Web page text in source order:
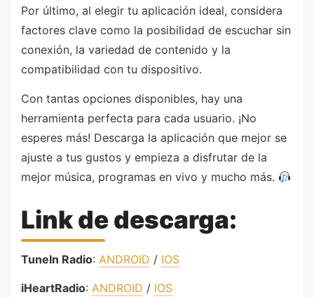
Por último, al elegir tu aplicación ideal, considera
factores clave como la posibilidad de escuchar sin
conexión, la variedad de contenido y la
compatibilidad con tu dispositivo.
Con tantas opciones disponibles, hay una
herramienta perfecta para cada usuario. ¡No
esperes más! Descarga la aplicación que mejor se
ajuste a tus gustos y empieza a disfrutar de la
mejor música, programas en vivo y mucho más.
Link de descarga:
TuneIn Radio: ANDROID / IOS
iHeartRadio: ANDROID / IOS